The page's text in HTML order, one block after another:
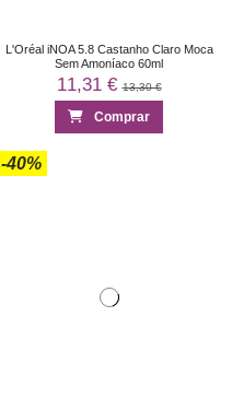
L'Oréal iNOA 5.8 Castanho Claro Moca
Sem Amoníaco 60ml
11,31 €13,30 €
Comprar
-40%